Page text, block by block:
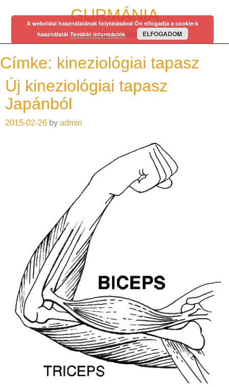
GURMÁNIA
egy régi mániám…
Címke: kineziológiai tapasz
Új kineziológiai tapasz
Japánból
2015-02-26 by admin
A weboldal használatának folytatásával Ön elfogadja a cookie-k
használatát További információk ELFOGADOM